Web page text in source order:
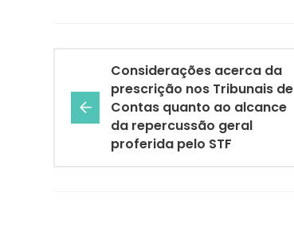
Considerações acerca da
prescrição nos Tribunais de
Contas quanto ao alcance
da repercussão geral
proferida pelo STF